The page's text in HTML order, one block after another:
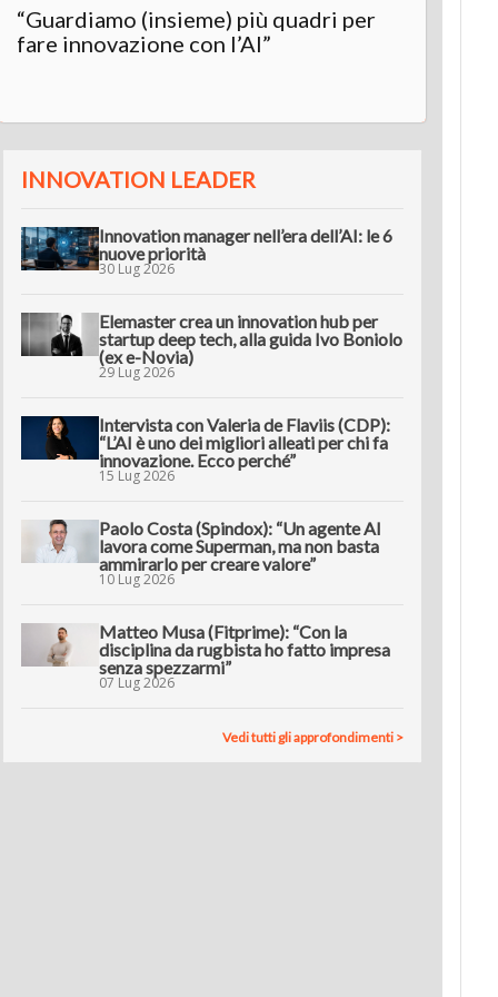
“Guardiamo (insieme) più quadri per
fare innovazione con l’AI”
INNOVATION LEADER
Innovation manager nell’era dell’AI: le 6
nuove priorità
30 Lug 2026
Elemaster crea un innovation hub per
startup deep tech, alla guida Ivo Boniolo
(ex e-Novia)
29 Lug 2026
Intervista con Valeria de Flaviis (CDP):
“L’AI è uno dei migliori alleati per chi fa
innovazione. Ecco perché”
15 Lug 2026
Paolo Costa (Spindox): “Un agente AI
lavora come Superman, ma non basta
ammirarlo per creare valore”
10 Lug 2026
Matteo Musa (Fitprime): “Con la
disciplina da rugbista ho fatto impresa
senza spezzarmi”
07 Lug 2026
Vedi tutti gli approfondimenti >